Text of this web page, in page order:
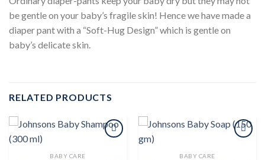
be gentle on your baby’s fragile skin! Hence we have made a
diaper pant with a “Soft-Hug Design” which is gentle on
baby’s delicate skin.
RELATED PRODUCTS
BABY CARE BABY CARE